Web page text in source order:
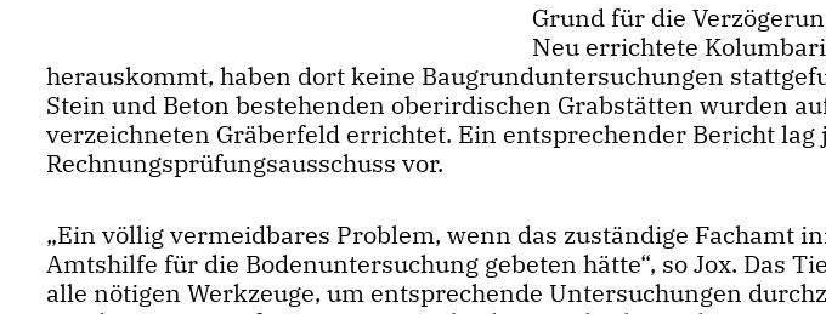
Grund für die
Neu errichtete
herauskommt, haben dort keine Baugrunduntersuchungen
Stein und Beton bestehenden oberirdischen Grabstätten wurden
verzeichneten Gräberfeld errichtet. Ein entsprechender Bericht lag
Rechnungsprüfungsausschuss vor.
Ein völlig vermeidbares Problem, wenn das zuständige Fachamt
Amtshilfe für die Bodenuntersuchung gebeten hätte“, so Jox. Das
alle nötigen Werkzeuge, um entsprechende Untersuchungen